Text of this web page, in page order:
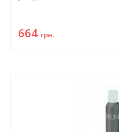
664 грн.